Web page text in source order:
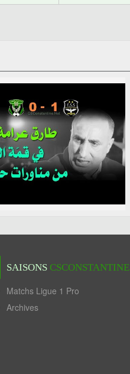
SAISONS CSCONSTANTINE
Matchs Ligue 1 Pro
Archives